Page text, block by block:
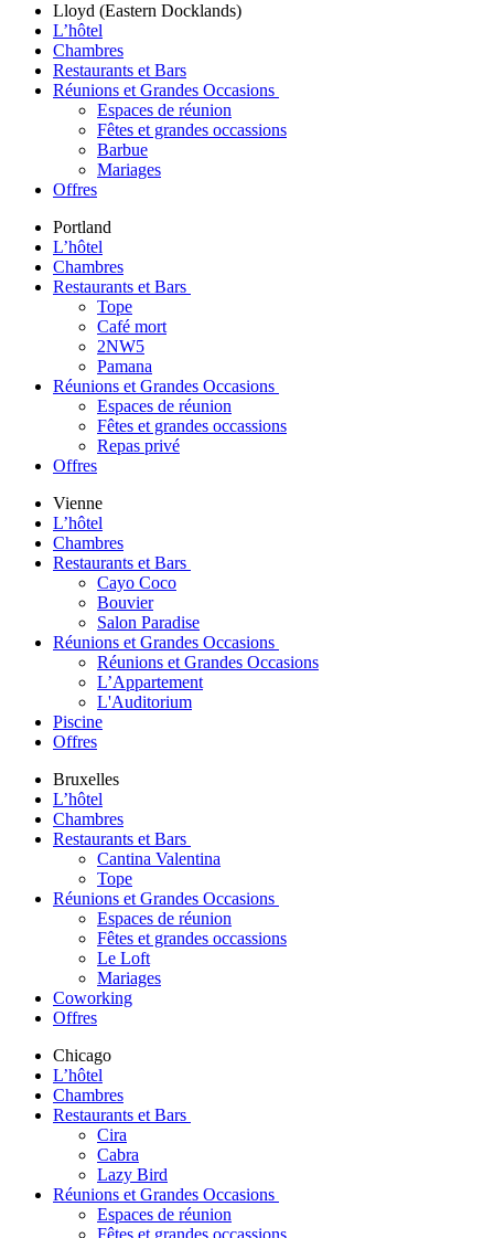
Lloyd (Eastern Docklands)
L’hôtel
Chambres
Restaurants et Bars
Réunions et Grandes Occasions
Espaces de réunion
Fêtes et grandes occassions
Barbue
Mariages
Offres
Portland
L’hôtel
Chambres
Restaurants et Bars
Tope
Café mort
2NW5
Pamana
Réunions et Grandes Occasions
Espaces de réunion
Fêtes et grandes occassions
Repas privé
Offres
Vienne
L’hôtel
Chambres
Restaurants et Bars
Cayo Coco
Bouvier
Salon Paradise
Réunions et Grandes Occasions
Réunions et Grandes Occasions
L’Appartement
L'Auditorium
Piscine
Offres
Bruxelles
L’hôtel
Chambres
Restaurants et Bars
Cantina Valentina
Tope
Réunions et Grandes Occasions
Espaces de réunion
Fêtes et grandes occassions
Le Loft
Mariages
Coworking
Offres
Chicago
L’hôtel
Chambres
Restaurants et Bars
Cira
Cabra
Lazy Bird
Réunions et Grandes Occasions
Espaces de réunion
Fêtes et grandes occassions